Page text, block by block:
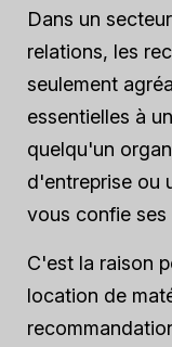
Dans un
relations, les
seulement
essentielles à
quelqu'un
d'entreprise ou
vous confie ses
C'est la raison
location de